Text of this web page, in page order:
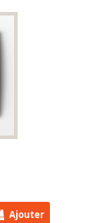
Ajouter